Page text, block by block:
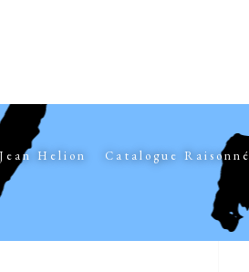
Helion Catalogue Raisonné